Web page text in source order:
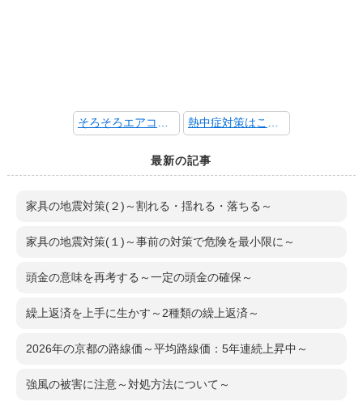
最新の記事
家具の地震対策(２)～割れる・揺れる・落ちる～
家具の地震対策(１)～事前の対策で危険を最小限に～
頭金の意味を再考する～一定の頭金の確保～
繰上返済を上手に生かす～2種類の繰上返済～
2026年の京都の路線価～平均路線価：5年連続上昇中～
強風の被害に注意～対処方法について～